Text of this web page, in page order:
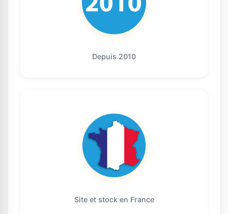
Depuis 2010
Site et stock en France